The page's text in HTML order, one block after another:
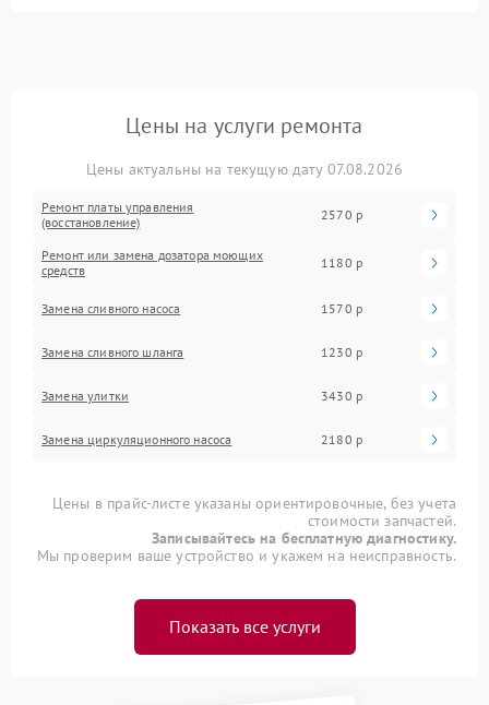
Цены на услуги ремонта
Цены актуальны на текущую дату 07.08.2026
Ремонт платы управления
(восстановление)
2570 р
Ремонт или замена дозатора моющих
средств
1180 р
Замена сливного насоса 1570 р
Замена сливного шланга 1230 р
Замена улитки 3430 р
Замена циркуляционного насоса 2180 р
Цены в прайс-листе указаны ориентировочные, без учета
стоимости запчастей.
Записывайтесь на бесплатную диагностику.
Мы проверим ваше устройство и укажем на неисправность.
Показать все услуги